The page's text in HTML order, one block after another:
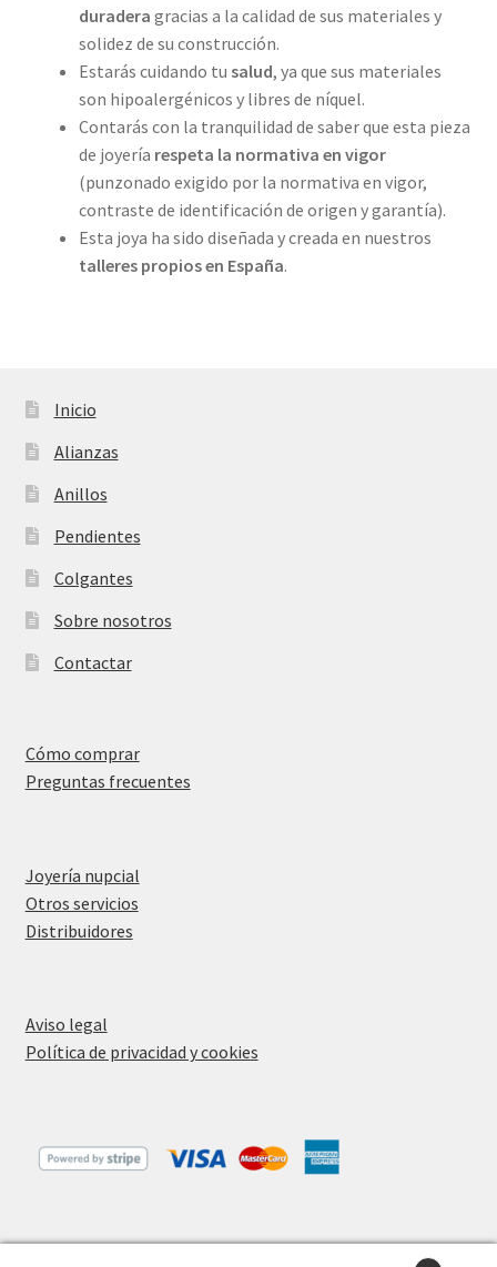
duradera gracias a la calidad de sus materiales y
solidez de su construcción.
Estarás cuidando tu salud, ya que sus materiales
son hipoalergénicos y libres de níquel.
Contarás con la tranquilidad de saber que esta pieza
de joyería respeta la normativa en vigor
(punzonado exigido por la normativa en vigor,
contraste de identificación de origen y garantía).
Esta joya ha sido diseñada y creada en nuestros
talleres propiosen España.
Inicio
Alianzas
Anillos
Pendientes
Colgantes
Sobre nosotros
Contactar
Cómo comprar
Preguntas frecuentes
Joyería nupcial
Otros servicios
Distribuidores
Aviso legal
Política de privacidad y cookies